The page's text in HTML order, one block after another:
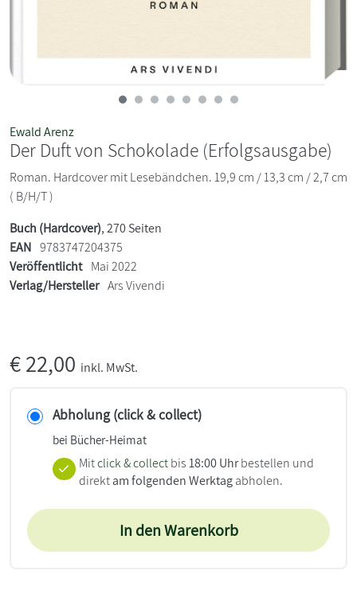
Ewald Arenz
Der Duft von Schokolade (Erfolgsausgabe)
Roman. Hardcover mit Lesebändchen. 19,9 cm / 13,3 cm / 2,7 cm
( B/H/T )
Buch (Hardcover), 270 Seiten
EAN 9783747204375
Veröffentlicht Mai 2022
Verlag/Hersteller Ars Vivendi
€22,00 inkl. MwSt.
Abholung (click & collect)
bei Bücher-Heimat
Mitclick & collect bis18:00 Uhrbestellen und
direktam folgenden Werktagabholen.
In den Warenkorb